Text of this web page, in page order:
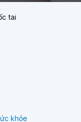
tai
khỏe